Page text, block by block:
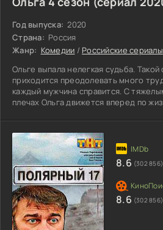
Год выпуска: 2020
Страна: Россия
Жанр: Комедии / Российские сериалы
Ольге выпала нелегкая судьба.
приходится преодолевать много
каждый мужчина справится. С
плечах Ольга движется вперед по
двумя детьми без посторонней
постоянно внимания заботы, а
удовлетворить. Но женщина все
судьбу. Вдобавок ко всему на плечах
8.6 (302 856)
8.6 (302 856)